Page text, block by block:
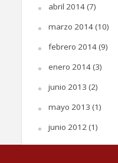
abril 2014(7)
marzo 2014(10)
febrero 2014(9)
enero 2014(3)
junio 2013 (2)
mayo 2013 (1)
junio 2012(1)